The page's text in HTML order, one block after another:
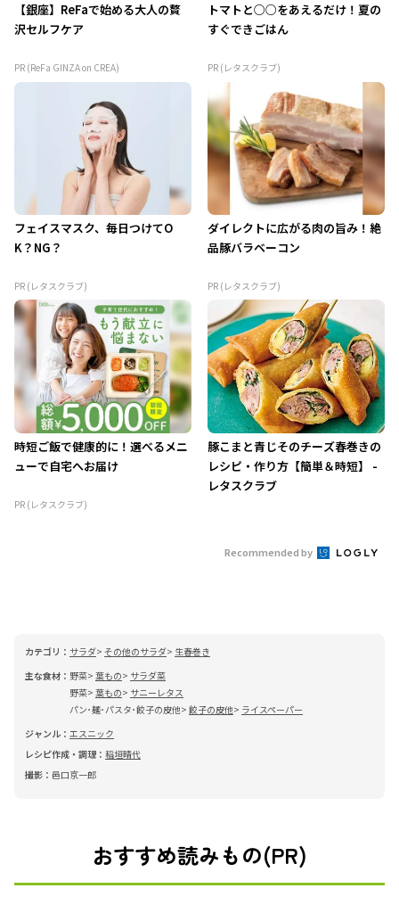
【銀座】ReFaで始める大人の贅
沢セルフケア
PR (ReFa GINZA on CREA)
トマトと○○をあえるだけ！夏の
すぐできごはん
PR (レタスクラブ)
フェイスマスク、毎日つけてO
K？NG？
PR (レタスクラブ)
ダイレクトに広がる肉の旨み！絶
品豚バラベーコン
PR (レタスクラブ)
時短ご飯で健康的に！選べるメニ
ューで自宅へお届け
PR (レタスクラブ)
豚こまと青じそのチーズ春巻きの
レシピ・作り方【簡単＆時短】 -
レタスクラブ
Recommended by
カテゴリ： サラダ その他のサラダ
生春巻き
主な食材： 野菜 葉もの
サラダ菜
野菜 葉もの
サニーレタス
パン･麺･パスタ･餃子の皮他 餃子の皮他
ライスペーパー
ジャンル： エスニック
レシピ作成・調理： 稲垣晴代
撮影： 邑口京一郎
おすすめ読みもの(PR)